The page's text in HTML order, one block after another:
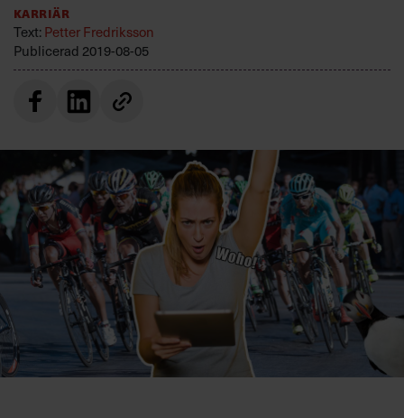
Prenumerera
Kundservice
Villkor och policy för
personuppgiftsbehandling
Karriär
Text: Petter Fredriksson
Publicerad 2019-08-05